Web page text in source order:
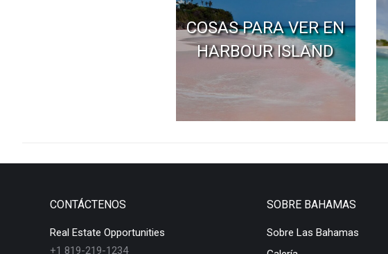
COSAS PARA VER EN
HARBOUR ISLAND
CONTÁCTENOS
Real Estate Opportunities
+1 819-219-1234
SOBRE BAHAMAS
Sobre Las Bahamas